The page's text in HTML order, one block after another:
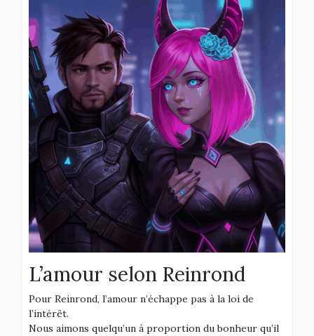
L’amour selon Reinrond
Pour Reinrond, l’amour n’échappe pas à la loi de
l’intérêt.
Nous aimons quelqu’un à proportion du bonheur qu’il